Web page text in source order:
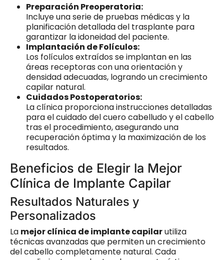
Preparación Preoperatoria:
Incluye una serie de pruebas médicas y la
planificación detallada del trasplante para
garantizar la idoneidad del paciente.
Implantación de Folículos:
Los folículos extraídos se implantan en las
áreas receptoras con una orientación y
densidad adecuadas, logrando un crecimiento
capilar natural.
Cuidados Postoperatorios:
La clínica proporciona instrucciones detalladas
para el cuidado del cuero cabelludo y el cabello
tras el procedimiento, asegurando una
recuperación óptima y la maximización de los
resultados.
Beneficios de Elegir la Mejor
Clínica de Implante Capilar
Resultados Naturales y
Personalizados
La mejor clínica de implante capilarutiliza
técnicas avanzadas que permiten un crecimiento
del cabello completamente natural. Cada